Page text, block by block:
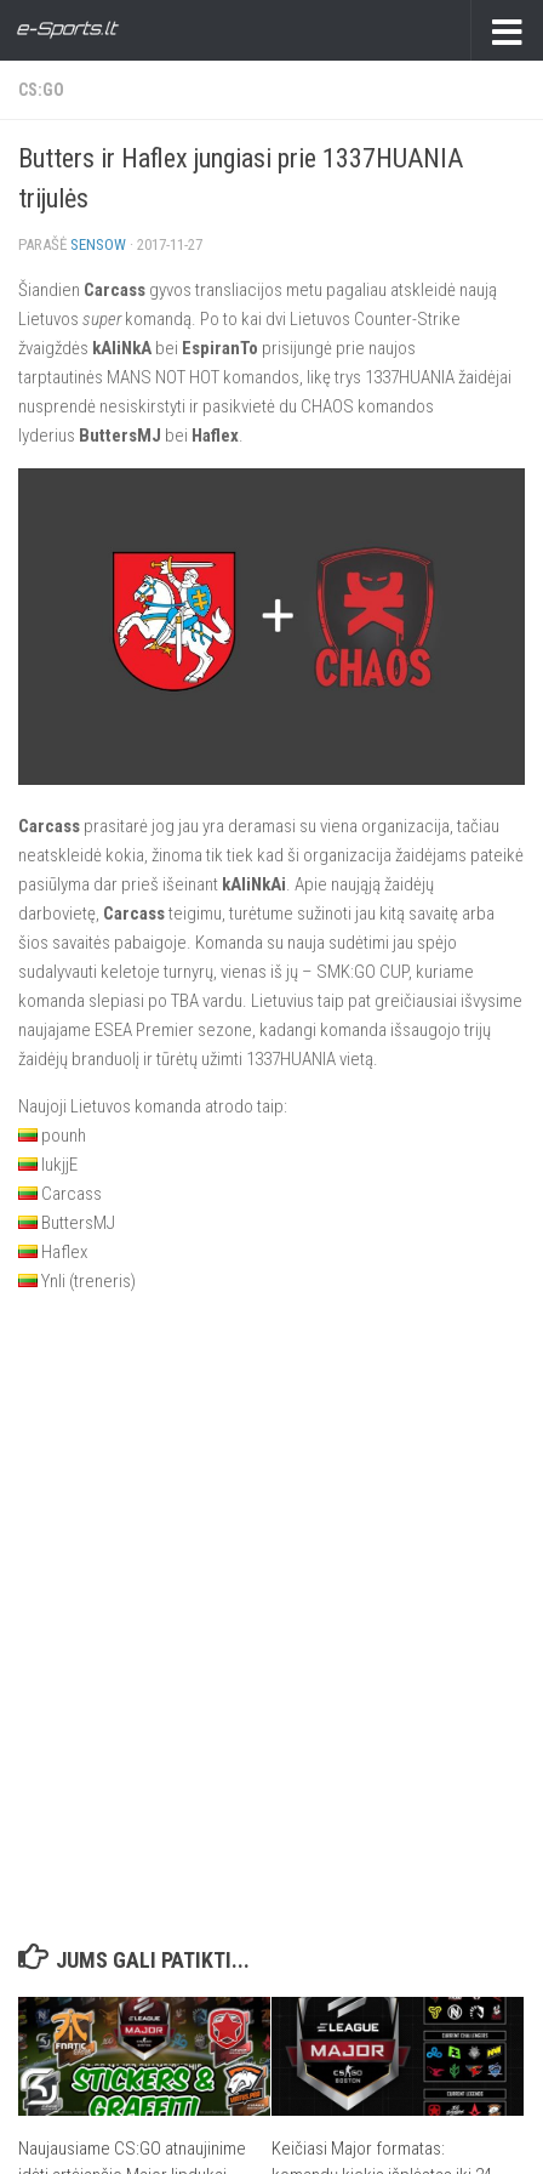
CS:GO
Butters ir Haflex jungiasi prie 1337HUANIA
trijulės
PARAŠĖ SENSOW · 2017-11-27
Šiandien Carcass gyvos transliacijos metu pagaliau atskleidė naują
Lietuvos superkomandą. Po to kai dvi Lietuvos Counter-Strike
žvaigždės kAliNkA bei EspiranTo prisijungė prie naujos
tarptautinės MANS NOT HOT komandos, likę trys 1337HUANIA žaidėjai
nusprendė nesiskirstyti ir pasikvietė du CHAOS komandos
lyderius ButtersMJ bei Haflex.
Carcass prasitarė jog jau yra deramasi su viena organizacija, tačiau
neatskleidė kokia, žinoma tik tiek kad ši organizacija žaidėjams pateikė
pasiūlyma dar prieš išeinant kAliNkAi. Apie naująją žaidėjų
darbovietę, Carcassteigimu, turėtume sužinoti jau kitą savaitę arba
šios savaitės pabaigoje. Komanda su nauja sudėtimi jau spėjo
sudalyvauti keletoje turnyrų, vienas iš jų – SMK:GO CUP, kuriame
komanda slepiasi po TBA vardu. Lietuvius taip pat greičiausiai išvysime
naujajame ESEA Premier sezone, kadangi komanda išsaugojo trijų
žaidėjų branduolį ir tūrėtų užimti 1337HUANIA vietą.
Naujoji Lietuvos komanda atrodo taip:
pounh
lukjjE
Carcass
ButtersMJ
Haflex
Ynli (treneris)
JUMS GALI PATIKTI...
Naujausiame CS:GO atnaujinime
Keičiasi Major formatas: